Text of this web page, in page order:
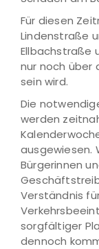
Für diesen
Lindenstraße
Ellbachstraße
nur noch über
sein wird.
Die
werden
ausgewiesen.
Bürgerinnen
Verständnis
sorgfältiger
dennoch